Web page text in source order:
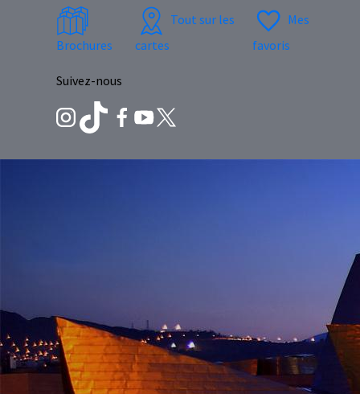
Brochures
Tout sur les
cartes
Mes
favoris
Suivez-nous